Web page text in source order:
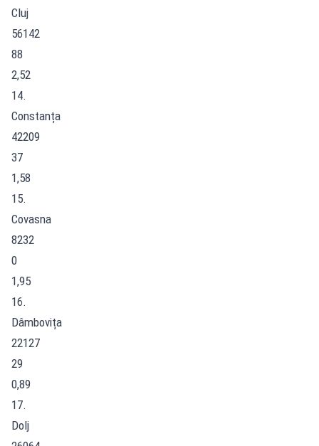
Cluj
56142
88
2,52
14.
Constanța
42209
37
1,58
15.
Covasna
8232
0
1,95
16.
Dâmbovița
22127
29
0,89
17.
Dolj